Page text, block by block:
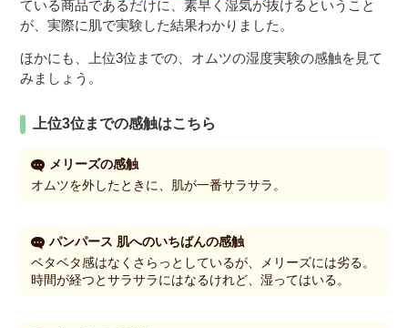
ている商品であるだけに、素早く湿気が抜けるということ
が、実際に肌で実験した結果わかりました。
ほかにも、上位3位までの、オムツの湿度実験の感触を見て
みましょう。
上位3位までの感触はこちら
メリーズの感触
オムツを外したときに、肌が一番サラサラ。
パンパース 肌へのいちばんの感触
ベタベタ感はなくさらっとしているが、メリーズには劣る。
時間が経つとサラサラにはなるけれど、湿ってはいる。